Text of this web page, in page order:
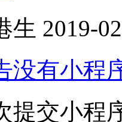
生 2019-
没有小程
提交小程